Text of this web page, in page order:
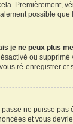
Premièrement,
possible
je ne peux plus
ou
ré-enregistrer et
ne puisse
et vous